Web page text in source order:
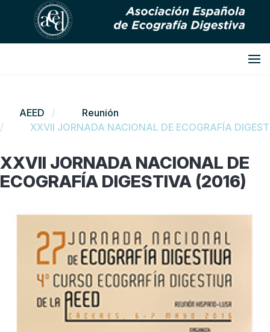
AEED
Reunión
XXVII JORNADA NACIONAL DE ECOGRAFÍA
XXVII JORNADA NACIONAL DE
ECOGRAFÍA DIGESTIVA (2016)